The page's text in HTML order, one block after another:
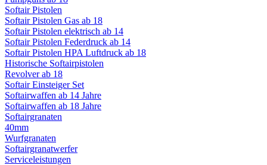
Softair Pistolen
Softair Pistolen Gas ab 18
Softair Pistolen elektrisch ab 14
Softair Pistolen Federdruck ab 14
Softair Pistolen HPA Luftdruck ab 18
Historische Softairpistolen
Revolver ab 18
Softair Einsteiger Set
Softairwaffen ab 14 Jahre
Softairwaffen ab 18 Jahre
Softairgranaten
40mm
Wurfgranaten
Softairgranatwerfer
Serviceleistungen